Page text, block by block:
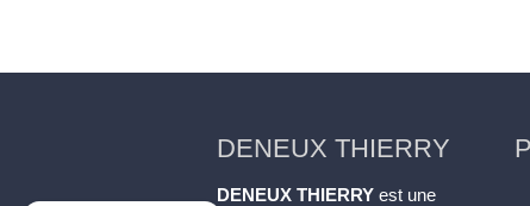
DENEUX THIERRY
DENEUX THIERRY est une